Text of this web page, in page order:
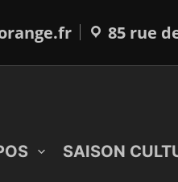
85 rue
SAISON